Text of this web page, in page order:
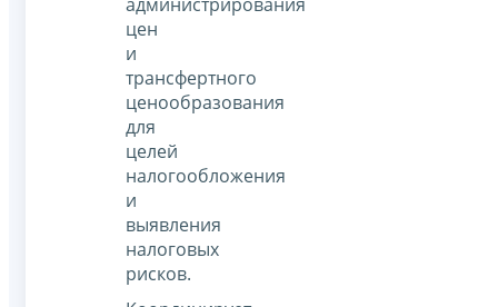
цен
и
трансфертного
ценообразования
для
целей
налогообложения
и
выявления
налоговых
рисков.